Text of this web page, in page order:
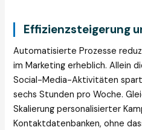
Effizienzsteigerung
Automatisierte Prozesse
im Marketing erheblich. Allein
Social-Media-Aktivitäten
sechs Stunden pro Woche.
Skalierung personalisierter
Kontaktdatenbanken, ohne